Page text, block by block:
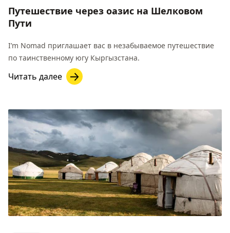
Путешествие через оазис на Шелковом
Пути
I’m Nomad приглашает вас в незабываемое путешествие
по таинственному югу Кыргызстана.
Читать далее